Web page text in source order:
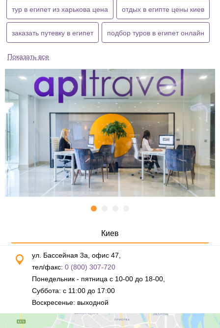
тур в египет из харькова цена отдых в египте цены киев
заказать путевку в египет подбор туров в египет онлайн
Показать все
Киев
ул. Бассейная 3а, офис 47,
тел/факс: 0 (800) 307-720
Понедельник - пятница с 10-00 до 18-00,
Суббота: с 11:00 до 17:00
Воскресенье: выходной